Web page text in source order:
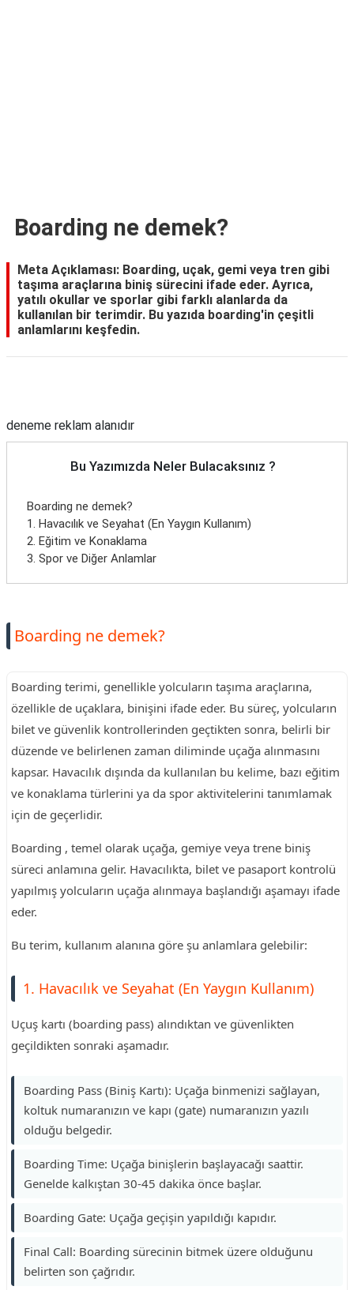
Boarding ne demek?
Meta Açıklaması: Boarding, uçak, gemi veya tren gibi
taşıma araçlarına biniş sürecini ifade eder. Ayrıca,
yatılı okullar ve sporlar gibi farklı alanlarda da
kullanılan bir terimdir. Bu yazıda boarding'in çeşitli
anlamlarını keşfedin.
deneme reklam alanıdır
Bu Yazımızda Neler Bulacaksınız ?
Boarding ne demek?
1. Havacılık ve Seyahat (En Yaygın Kullanım)
2. Eğitim ve Konaklama
3. Spor ve Diğer Anlamlar
Boarding ne demek?
Boarding terimi, genellikle yolcuların taşıma araçlarına,
özellikle de uçaklara, binişini ifade eder. Bu süreç, yolcuların
bilet ve güvenlik kontrollerinden geçtikten sonra, belirli bir
düzende ve belirlenen zaman diliminde uçağa alınmasını
kapsar. Havacılık dışında da kullanılan bu kelime, bazı eğitim
ve konaklama türlerini ya da spor aktivitelerini tanımlamak
için de geçerlidir.
Boarding , temel olarak uçağa, gemiye veya trene biniş
süreci anlamına gelir. Havacılıkta, bilet ve pasaport kontrolü
yapılmış yolcuların uçağa alınmaya başlandığı aşamayı ifade
eder.
Bu terim, kullanım alanına göre şu anlamlara gelebilir:
1. Havacılık ve Seyahat (En Yaygın Kullanım)
Uçuş kartı (boarding pass) alındıktan ve güvenlikten
geçildikten sonraki aşamadır.
Boarding Pass (Biniş Kartı): Uçağa binmenizi sağlayan,
koltuk numaranızın ve kapı (gate) numaranızın yazılı
olduğu belgedir.
Boarding Time: Uçağa binişlerin başlayacağı saattir.
Genelde kalkıştan 30-45 dakika önce başlar.
Boarding Gate: Uçağa geçişin yapıldığı kapıdır.
Final Call: Boarding sürecinin bitmek üzere olduğunu
belirten son çağrıdır.